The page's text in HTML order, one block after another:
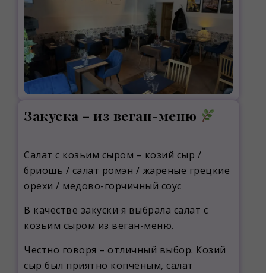
Закуска – из веган-меню
Салат с козьим сыром – козий сыр /
бриошь / салат ромэн / жареные грецкие
орехи / медово-горчичный соус
В качестве закуски я выбрала салат с
козьим сыром из веган-меню.
Честно говоря – отличный выбор. Козий
сыр был приятно копчёным, салат